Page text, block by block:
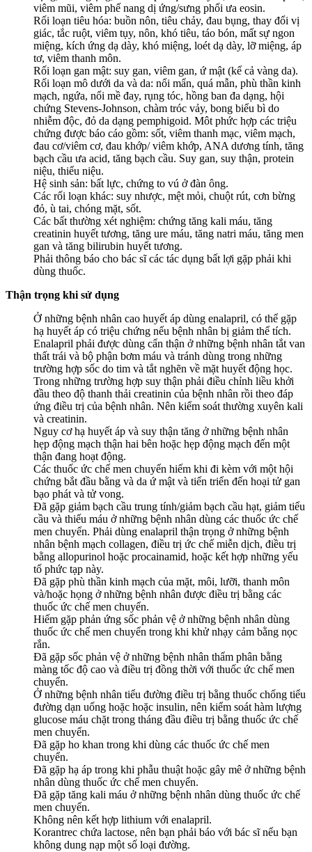
viêm mũi, viêm phế nang dị ứng/sưng phổi ưa eosin.
Rối loạn tiêu hóa: buồn nôn, tiêu chảy, đau bụng, thay đổi vị
giác, tắc ruột, viêm tụy, nôn, khó tiêu, táo bón, mất sự ngon
miệng, kích ứng dạ dày, khó miệng, loét dạ dày, lỡ miệng, áp
tơ, viêm thanh môn.
Rối loạn gan mật: suy gan, viêm gan, ứ mật (kể cả vàng da).
Rối loạn mô dưới da và da: nổi mẩn, quá mẫn, phù thần kinh
mạch, ngứa, nổi mề đay, rụng tóc, hồng ban đa dạng, hội
chứng Stevens-Johnson, chàm tróc vảy, bong biểu bì do
nhiễm độc, đỏ da dạng pemphigoid. Môt phức hợp các triệu
chứng được báo cáo gồm: sốt, viêm thanh mạc, viêm mạch,
đau cơ/viêm cơ, đau khớp/ viêm khớp, ANA dương tính, tăng
bạch cầu ưa acid, tăng bạch cầu. Suy gan, suy thận, protein
niệu, thiểu niệu.
Hệ sinh sản: bất lực, chứng to vú ở đàn ông.
Các rối loạn khác: suy nhược, mệt mỏi, chuột rút, cơn bừng
đỏ, ù tai, chóng mặt, sốt.
Các bất thường xét nghiệm: chứng tăng kali máu, tăng
creatinin huyết tương, tăng ure máu, tăng natri máu, tăng men
gan và tăng bilirubin huyết tương.
Phải thông báo cho bác sĩ các tác dụng bất lợi gặp phải khi
dùng thuốc.
Thận trọng khi sử dụng
Ở những bệnh nhân cao huyết áp dùng enalapril, có thể gặp
hạ huyết áp có triệu chứng nếu bệnh nhân bị giảm thể tích.
Enalapril phải được dùng cẩn thận ở những bệnh nhân tắt van
thất trái và bộ phận bơm máu và tránh dùng trong những
trường hợp sốc do tim và tắt nghẽn về mặt huyết động học.
Trong những trường hợp suy thận phải điều chỉnh liều khởi
đầu theo độ thanh thải creatinin của bệnh nhân rồi theo đáp
ứng điều trị của bệnh nhân. Nên kiểm soát thường xuyên kali
và creatinin.
Nguy cơ hạ huyết áp và suy thận tăng ở những bệnh nhân
hẹp động mạch thận hai bên hoặc hẹp động mạch đến một
thận đang hoạt động.
Các thuốc ức chế men chuyển hiếm khi đi kèm với một hội
chứng bắt đầu bằng và da ứ mật và tiến triển đến hoại tử gan
bạo phát và tử vong.
Đã gặp giảm bạch cầu trung tính/giảm bạch cầu hạt, giảm tiểu
cầu và thiếu máu ở những bệnh nhân dùng các thuốc ức chế
men chuyển. Phải dùng enalapril thận trọng ở những bệnh
nhân bệnh mạch collagen, điều trị ức chế miễn dịch, điều trị
bằng allopurinol hoặc procainamid, hoặc kết hợp những yếu
tố phức tạp này.
Đã gặp phù thần kinh mạch của mặt, môi, lưỡi, thanh môn
và/hoặc họng ở những bệnh nhân được điều trị bằng các
thuốc ức chế men chuyển.
Hiếm gặp phản ứng sốc phản vệ ở những bệnh nhân dùng
thuốc ức chế men chuyển trong khi khử nhạy cảm bằng nọc
rắn.
Đã gặp sốc phản vệ ở những bệnh nhân thẩm phân bằng
màng tốc độ cao và điều trị đồng thời với thuốc ức chế men
chuyển.
Ở những bệnh nhân tiểu đường điều trị bằng thuốc chống tiểu
đường dạn uống hoặc hoặc insulin, nên kiểm soát hàm lượng
glucose máu chặt trong tháng đầu điều trị bằng thuốc ức chế
men chuyển.
Đã gặp ho khan trong khi dùng các thuốc ức chế men
chuyển.
Đã gặp hạ áp trong khi phẫu thuật hoặc gây mê ở những bệnh
nhân dùng thuốc ức chế men chuyển.
Đã gặp tăng kali máu ở những bệnh nhân dùng thuốc ức chế
men chuyển.
Không nên kết hợp lithium với enalapril.
Korantrec chứa lactose, nên bạn phải báo với bác sĩ nếu bạn
không dung nạp một số loại đường.